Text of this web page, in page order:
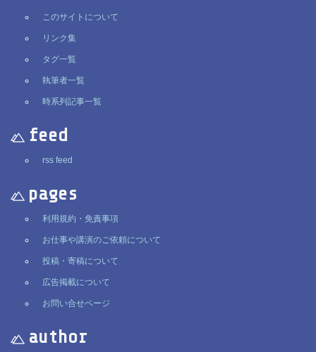
このサイトについて
リンク集
タグ一覧
執筆者一覧
時系列記事一覧
feed
rss feed
pages
利用規約・免責事項
お仕事や講演のご依頼について
投稿・寄稿について
広告掲載について
お問い合せページ
author